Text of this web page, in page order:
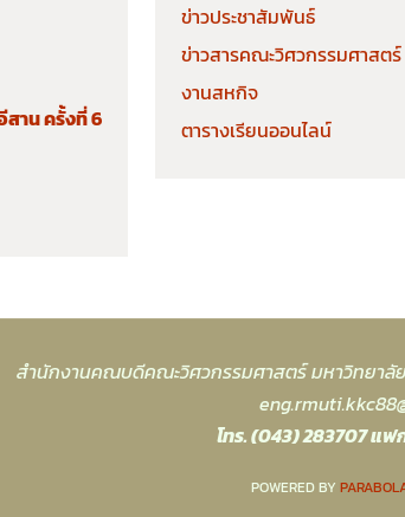
สาน ครั้งที่ 6
ข่าวประชาสัมพันธ์
ข่าวสารคณะวิศวกรรมศาสตร์
งานสหกิจ
ตารางเรียนออนไลน์
สำนักงานคณบดีคณะวิศวกรรมศาสตร์ มหาวิทยาลั
โทร. (043) 283707 แ
POWERED BY